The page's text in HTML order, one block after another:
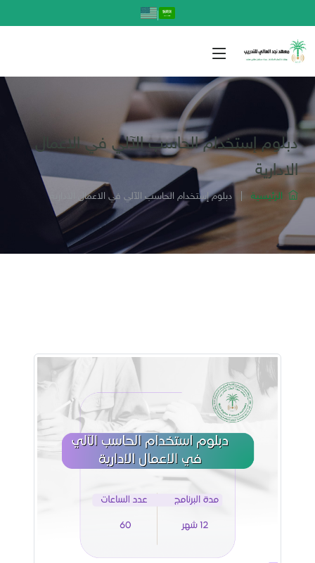
|
دبلوم إستخدام الحاسب الآلي في الاعمال
الادارية
الرئيسية | دبلوم إستخدام الحاسب الآلي في الاعمال الادارية